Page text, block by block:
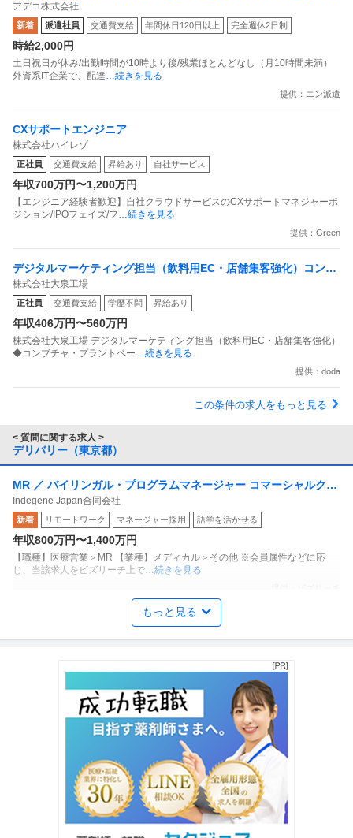
ポート
アデコ株式会社
新着 派遣社員 交通費支給 年間休日120日以上 完全週休2日制
時給2,000円
土日祝日が休み/出勤時間が10時より後/残業ほとんどなし（月10時間未満）
外資系IT企業で、配達…続きを見る
提供：エン派遣
CXサポートエンジニア
株式会社ハイレゾ
正社員 交通費支給 昇給あり 自社サービス
年収700万円〜1,200万円
【エンジニア経験者歓迎】自社クラウドサービスのCXサポートマネジャーポ
ジション/IPOフェイズ/フ…続きを見る
提供：Green
デジタルマーケティング担当（飲料用EC・店舗集客強化）コンブ
チャ・プラントベース食品のメーカー
株式会社大泉工場
正社員 交通費支給 学歴不問 昇給あり
年収406万円〜560万円
株式会社大泉工場 デジタルマーケティング担当（飲料用EC・店舗集客強化）
◆コンブチャ・プラントベー…続きを見る
提供：doda
この条件の求人をもっと見る
< 質問に関する求人 >
デリバリー（東京都）
MR ／ バイリンガル・プログラムマネージャー コマーシャルクリ
エイティブ・デジタルアセット領域 リモート可／残業少
Indegene Japan合同会社
新着 リモートワーク マネージャー採用 語学を活かせる
年収800万円〜1,400万円
【職種】医療営業＞MR 【業種】メディカル＞その他 ※会員属性などに応
じ、当該求人をビズリーチ上で…続きを見る
法務・コンプライアンス ／ 「法務事務」ベンチャー×安定性を持
つ企業／弁護士在籍／法務の専門知識を幅広く習得できる環境
株式会社レアゾン・ホールディングス
【職種】管理＞法務・コンプライアンス 【業種】エンターテインメント＞ゲ
ーム ※会員属性などに応じ、…続きを見る
提供：ビズリーチ
経理（財務会計） ／ グローバル経理スタッフ
株式会社レアゾン・ホールディングス
未経験OK スキルアップ 土日休み
【職種】管理＞経理（財務会計） 【業種】IT・インターネット＞インターネ
…続きを見る
もっと見る